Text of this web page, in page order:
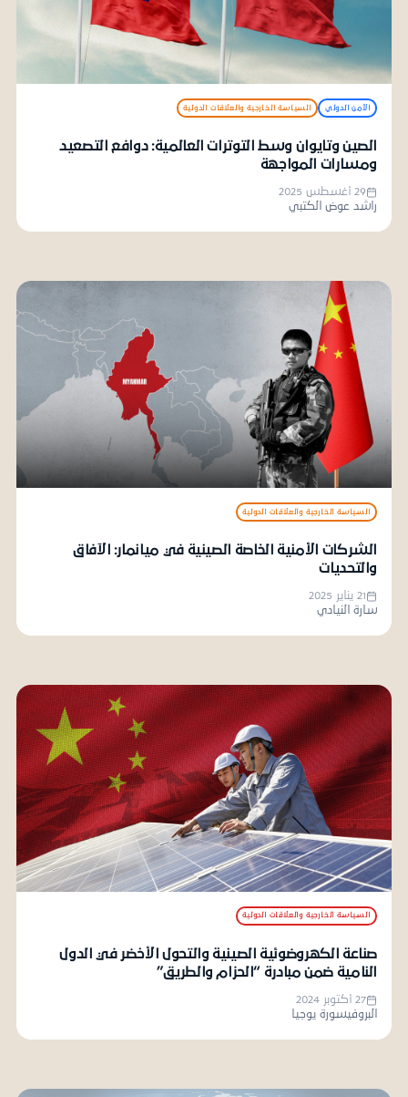
الأمن الدولي السياسة الخارجية والعلاقات الدولية
الصين وتايوان وسط التوترات العالمية: دوافع التصعيد
ومسارات المواجهة
29 أغسطس 2025
راشد عوض الكتبي
السياسة الخارجية والعلاقات الدولية
الشركات الأمنية الخاصة الصينية في ميانمار: الآفاق
والتحديات
21 يناير 2025
سارة النيادي
السياسة الخارجية والعلاقات الدولية
صناعة الكهروضوئية الصينية والتحول الأخضر في الدول
النامية ضمن مبادرة “الحزام والطريق”
27 أكتوبر 2024
البروفيسورة يوجيا